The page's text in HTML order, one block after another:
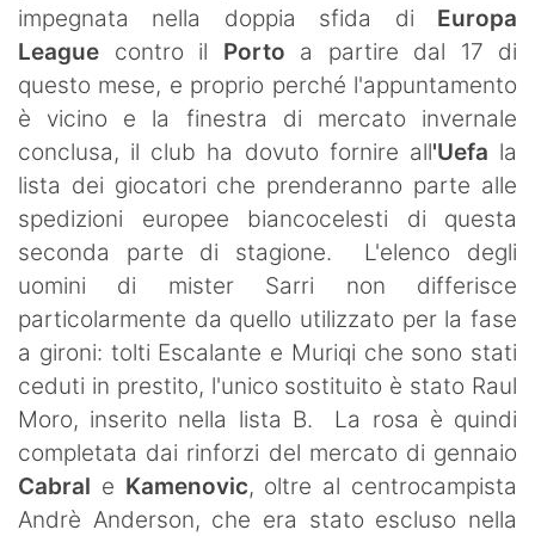
impegnata nella doppia sfida di Europa
League contro il Porto a partire dal 17 di
questo mese, e proprio perché l'appuntamento
è vicino e la finestra di mercato invernale
conclusa, il club ha dovuto fornire all'Uefa la
lista dei giocatori che prenderanno parte alle
spedizioni europee biancocelesti di questa
seconda parte di stagione. L'elenco degli
uomini di mister Sarri non differisce
particolarmente da quello utilizzato per la fase
a gironi: tolti Escalante e Muriqi che sono stati
ceduti in prestito, l'unico sostituito è stato Raul
Moro, inserito nella lista B. La rosa è quindi
completata dai rinforzi del mercato di gennaio
Cabral e Kamenovic, oltre al centrocampista
Andrè Anderson, che era stato escluso nella